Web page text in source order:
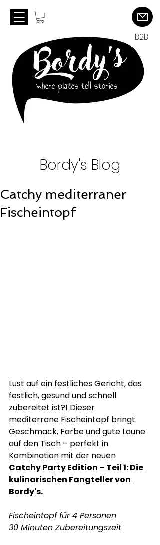
B2B
Bordy's Blog
Catchy mediterraner
Fischeintopf
Lust auf ein festliches Gericht, das
festlich, gesund und schnell
zubereitet ist?! Dieser
mediterrane Fischeintopf bringt
Geschmack, Farbe und gute Laune
auf den Tisch – perfekt in
Kombination mit der neuen
Catchy Party Edition – Teil 1: Die
kulinarischen Fangteller von
Bordy's.
Fischeintopf für 4 Personen
30 Minuten Zubereitungszeit